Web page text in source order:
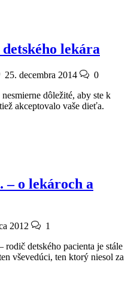
lekára
25. decembra 2014
0
dôležité, aby ste k
akceptovalo vaše dieťa.
o lekároch a
2012
1
detského pacienta je stále
vševedúci, ten ktorý niesol za